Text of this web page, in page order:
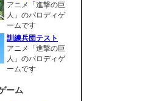
アニメ「進撃の巨
人」のパロディゲ
ームです
訓練兵団テスト
アニメ「進撃の巨
人」のパロディゲ
ームです
ーム